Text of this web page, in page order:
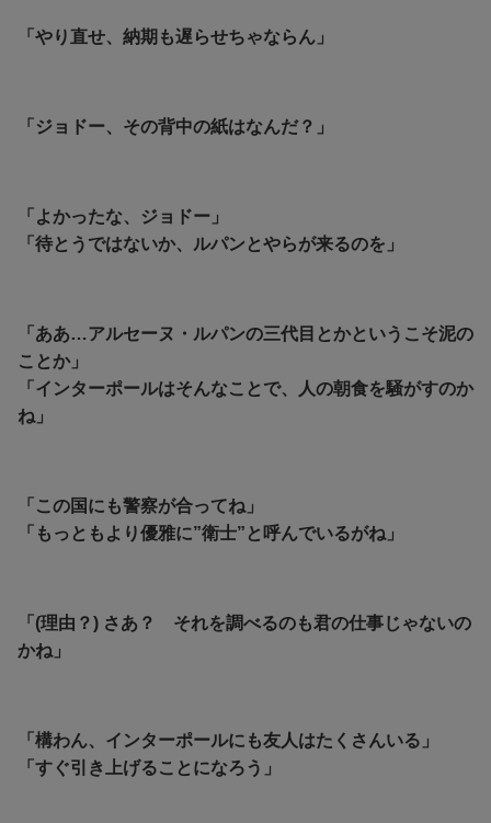
「やり直せ、納期も遅らせちゃならん」
「ジョドー、その背中の紙はなんだ？」
「よかったな、ジョドー」
「待とうではないか、ルパンとやらが来るのを」
「ああ…アルセーヌ・ルパンの三代目とかというこそ泥の
ことか」
「インターポールはそんなことで、人の朝食を騒がすのか
ね」
「この国にも警察が合ってね」
「もっともより優雅に”衛士”と呼んでいるがね」
「(理由？) さあ？ それを調べるのも君の仕事じゃないの
かね」
「構わん、インターポールにも友人はたくさんいる」
「すぐ引き上げることになろう」